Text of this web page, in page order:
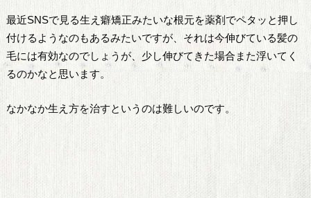
最近SNSで見る生え癖矯正みたいな根元を薬剤でペタッと押し
付けるようなのもあるみたいですが、それは今伸びている髪の
毛には有効なのでしょうが、少し伸びてきた場合また浮いてく
るのかなと思います。
なかなか生え方を治すというのは難しいのです。